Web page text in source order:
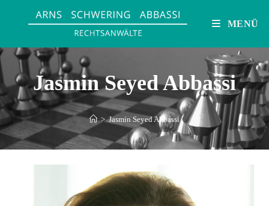
MENÜ
Jasmin Seyed Abbassi
> Jasmin Seyed Abbassi